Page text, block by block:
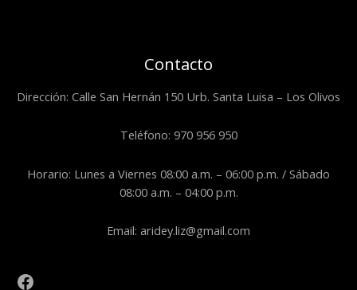
Contacto
Dirección: Calle San Hernán 150 Urb. Santa Luisa – Los Olivos
Teléfono: 970 956 950
Horario: Lunes a Viernes 08:00 a.m. – 06:00 p.m. / Sábado
08:00 a.m. – 04:00 p.m.
Email: aridey.liz@gmail.com